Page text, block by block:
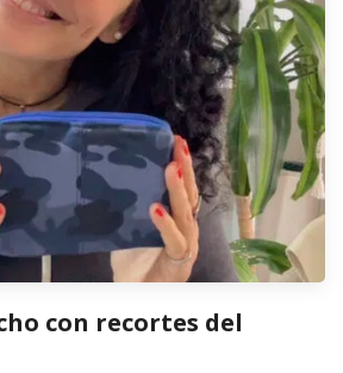
con recortes del